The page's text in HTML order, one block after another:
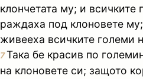
клончетата му; и всичките
раждаха под клоновете
живееха всичките големи
7Така бе красив по
на клоновете си; защото